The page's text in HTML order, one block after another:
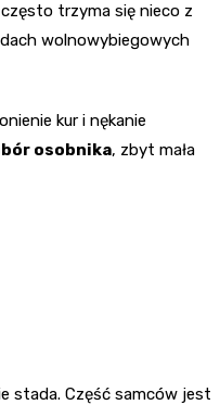
trzyma się nieco z
wolnowybiegowych
kur i nękanie
osobnika, zbyt mała
stada. Część samców jest